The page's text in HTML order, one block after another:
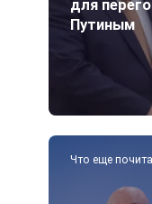
для
Путиным
Что еще